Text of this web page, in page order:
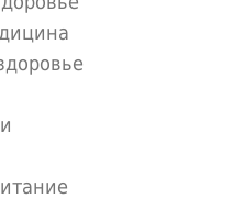
можно ожидать.
интересные факты и
за такими носками,
дольше.